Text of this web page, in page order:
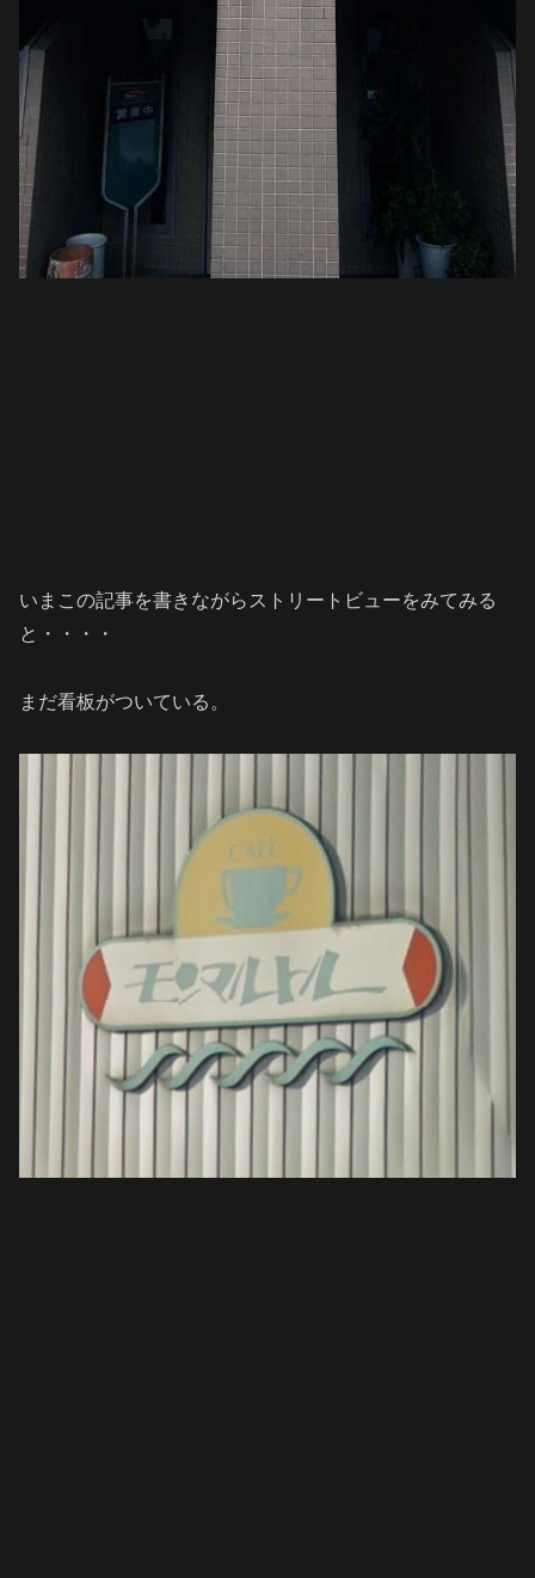
いまこの記事を書きながらストリートビューをみてみる
と・・・・
まだ看板がついている。